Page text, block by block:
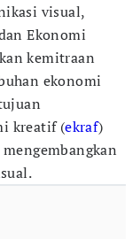
visual,
Ekonomi
kemitraan
ekonomi
kreatif (ekraf)